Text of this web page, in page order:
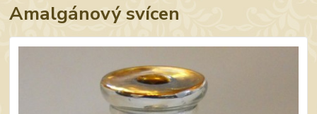
Amalgánový svícen